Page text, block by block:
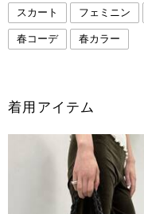
スカート フェミニン
春コーデ 春カラー
着用アイテム